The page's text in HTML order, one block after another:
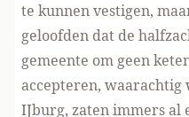
te kunnen vestigen,
geloofden dat de
gemeente om geen
accepteren, waarachtig
IJburg, zaten immers al